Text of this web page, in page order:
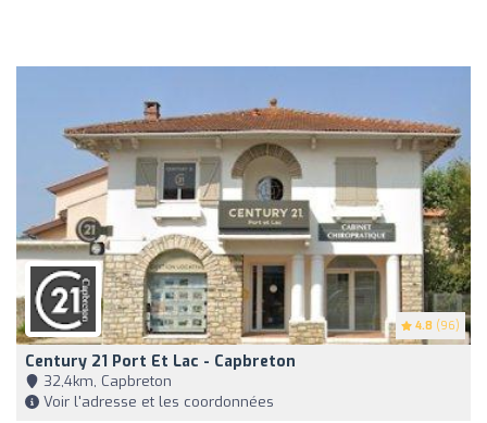
4.8 (96)
Century 21 Port Et Lac - Capbreton
32,4km, Capbreton
Voir l'adresse et les coordonnées